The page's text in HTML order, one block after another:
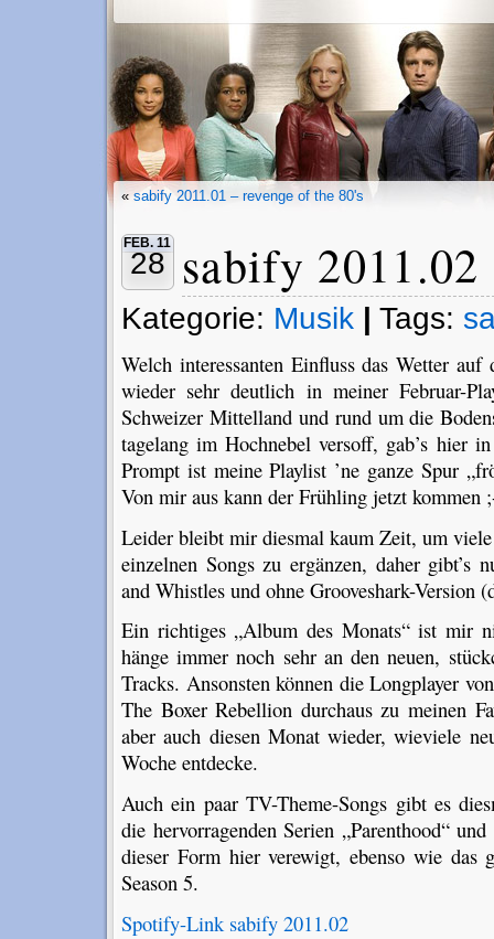
« sabify 2011.01 – revenge of the 80's
FEB. 11
28 sabify 2011.02
Kategorie: Musik | Tags:
Welch interessanten Einfluss das Wetter
wieder sehr deutlich in meiner Februar-
Schweizer Mittelland und rund um die
tagelang im Hochnebel versoff, gab’s hier
Prompt ist meine Playlist ’ne ganze Spur
Von mir aus kann der Frühling jetzt kommen
Leider bleibt mir diesmal kaum Zeit, um
einzelnen Songs zu ergänzen, daher gibt’s
and Whistles und ohne Grooveshark-Version
Ein richtiges „Album des Monats“ ist mir
hänge immer noch sehr an den neuen,
Tracks. Ansonsten können die Longplayer
The Boxer Rebellion durchaus zu meinen
aber auch diesen Monat wieder, wieviele
Woche entdecke.
Auch ein paar TV-Theme-Songs gibt es
die hervorragenden Serien „Parenthood“
dieser Form hier verewigt, ebenso wie das
Season 5.
Spotify-Link sabify 2011.02